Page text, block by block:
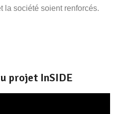
la société soient renforcés.
projet InSIDE